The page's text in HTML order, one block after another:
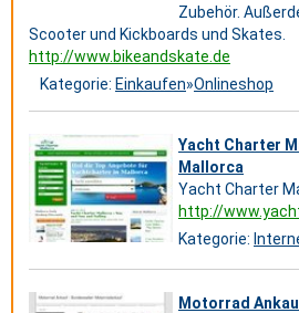
Zubehör.
Scooter und Kickboards und Skates.
http://www.bikeandskate.de
Kategorie: Einkaufen»Onlineshop
Yacht Charter
Mallorca
Yacht Charter
http://
Kategorie:
Motorrad